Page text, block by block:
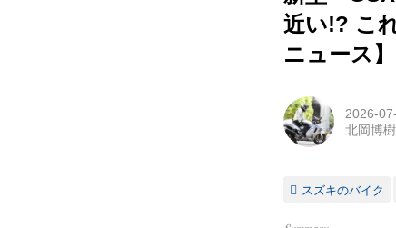
近い!? こ
ニュース】
2026-
北岡博
スズキのバイク